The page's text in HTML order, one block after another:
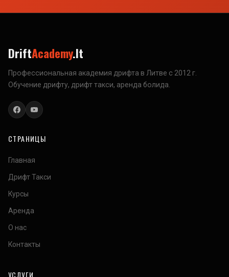
DriftAcademy.lt
Профессиональная академия дрифта в Литве с 2012 г.
Обучение дрифту, дрифт такси, аренда болида.
СТРАНИЦЫ
Главная
Дрифт Такси
Курсы
Аренда
О нас
Контакты
УСЛУГИ